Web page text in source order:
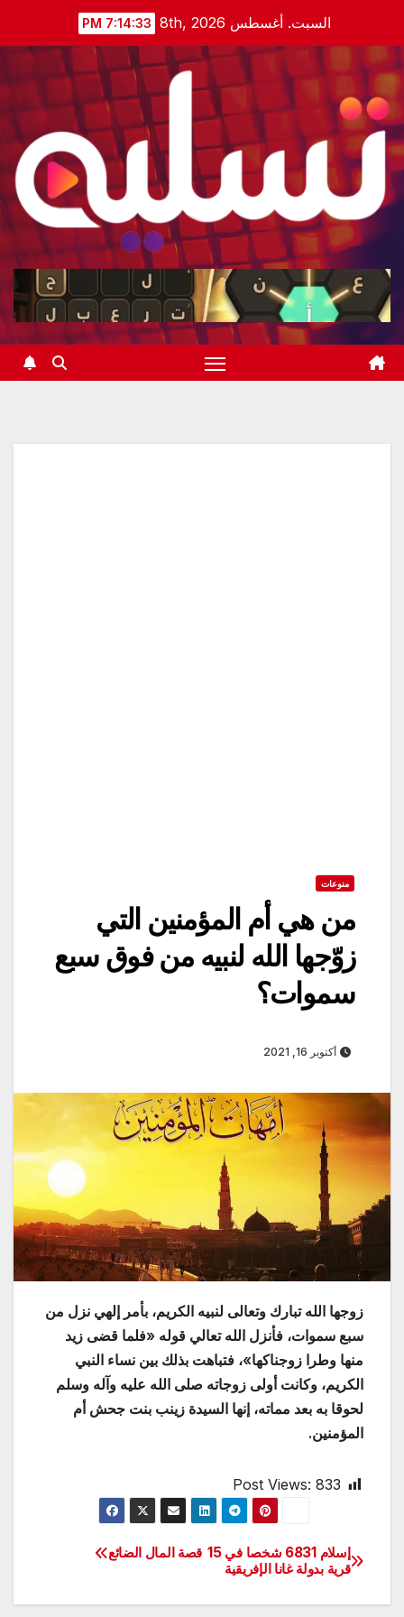
content
السبت. أغسطس 8th, 2026 7:14:34 PM
منوعات
من هي أم المؤمنين التي
زوّجها الله لنبيه من فوق سبع
سموات؟
أكتوبر 16, 2021
زوجها الله تبارك وتعالى لنبيه الكريم، بأمر إلهي نزل من
سبع سموات، فأنزل الله تعالي قوله «فلما قضى زيد
منها وطرا زوجناكها»، فتباهت بذلك بين نساء النبي
الكريم، وكانت أولى زوجاته صلى الله عليه وآله وسلم
لحوقا به بعد مماته، إنها السيدة زينب بنت جحش أم
المؤمنين.
Post Views: 833
تصفّح
المقالات
قصة المال الضائع إسلام 6831 شخصا في 15
قرية بدولة غانا الإفريقية